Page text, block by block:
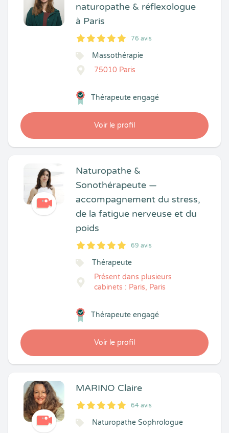
naturopathe & réflexologue
à Paris
5
1
5
76 76 avis
Massothérapie
75010 Paris
Voir le profil
Thérapeute engagé
Naturopathe &
Sonothérapeute —
accompagnement du stress,
de la fatigue nerveuse et du
poids
5
1
5
69 69 avis
Thérapeute
Présent dans plusieurs
cabinets : Paris, Paris
Voir le profil
Thérapeute engagé
MARINO Claire
5
1
5
64 64 avis
Naturopathe Sophrologue